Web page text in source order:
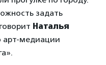
задать
Наталья
арт-медиации